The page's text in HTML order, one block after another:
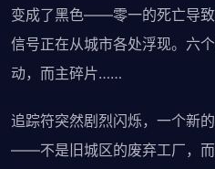
变成了黑色——零一的死亡导
信号正在从城市各处浮现。六
动，而主碎片……
追踪符突然剧烈闪烁，一个新
——不是旧城区的废弃工厂，